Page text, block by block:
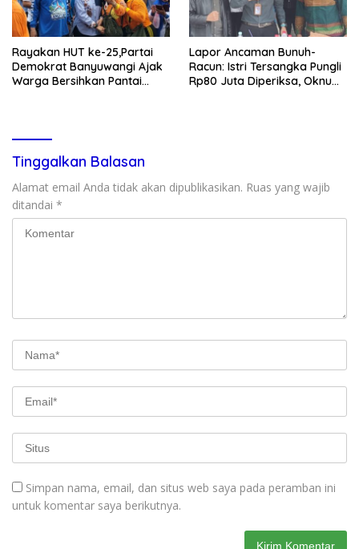
Rayakan HUT ke-25,Partai
Demokrat Banyuwangi Ajak
Warga Bersihkan Pantai
Lapor Ancaman Bunuh-
Racun: Istri Tersangka Pungli
Rp80 Juta Diperiksa, Oknum
Tinggalkan Balasan
Alamat email Anda tidak akan dipublikasikan. Ruas yang wajib
ditandai *
Simpan nama, email, dan situs web saya pada peramban ini
untuk komentar saya berikutnya.